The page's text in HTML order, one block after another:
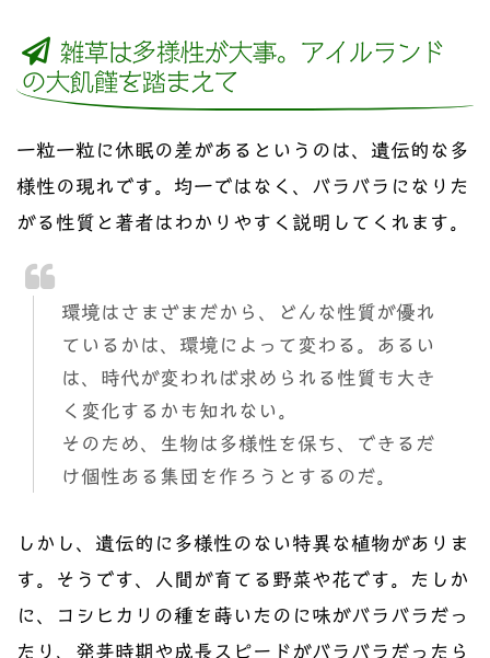
雑草は多様性が大事。アイルランド
の大飢饉を踏まえて
一粒一粒に休眠の差があるというのは、遺伝的な多
様性の現れです。均一ではなく、バラバラになりた
がる性質と著者はわかりやすく説明してくれます。
環境はさまざまだから、どんな性質が優れ
ているかは、環境によって変わる。あるい
は、時代が変われば求められる性質も大き
く変化するかも知れない。
そのため、生物は多様性を保ち、できるだ
け個性ある集団を作ろうとするのだ。
しかし、遺伝的に多様性のない特異な植物がありま
す。そうです、人間が育てる野菜や花です。たしか
に、コシヒカリの種を蒔いたのに味がバラバラだっ
たり、発芽時期や成長スピードがバラバラだったら